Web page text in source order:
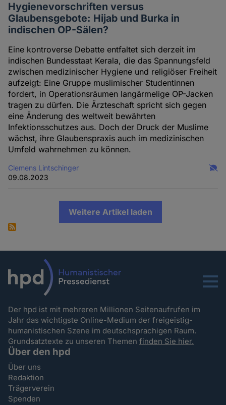
Hygienevorschriften versus
Glaubensgebote: Hijab und Burka in
indischen OP-Sälen?
Eine kontroverse Debatte entfaltet sich derzeit im
indischen Bundesstaat Kerala, die das Spannungsfeld
zwischen medizinischer Hygiene und religiöser Freiheit
aufzeigt: Eine Gruppe muslimischer Studentinnen
fordert, in Operationsräumen langärmelige OP-Jacken
tragen zu dürfen. Die Ärzteschaft spricht sich gegen
eine Änderung des weltweit bewährten
Infektionsschutzes aus. Doch der Druck der Muslime
wächst, ihre Glaubenspraxis auch im medizinischen
Umfeld wahrnehmen zu können.
Clemens Lintschinger
09.08.2023
Weitere Artikel laden
Menu
Der hpd ist mit mehreren Millionen Seitenaufrufen im
Jahr das wichtigste Online-Medium der freigeistig-
humanistischen Szene im deutschsprachigen Raum.
Grundsatztexte zu unseren Themenfinden Sie hier.
Über den hpd
Über uns
Redaktion
Trägerverein
Spenden